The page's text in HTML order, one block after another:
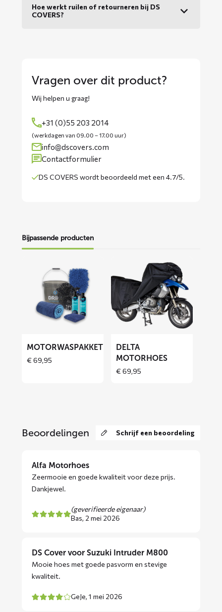
Hoe werkt ruilen of retourneren bij DS
COVERS?
Vragen over dit product?
Wij helpen u graag!
+31 (0)55 203 2014
(werkdagen van 09.00 – 17.00 uur)
info@dscovers.com
Contactformulier
DS COVERS wordtbeoordeeld met een 4.7/5.
Bijpassende producten
Motorwaspakket
MOTORWASPAKKET
€69,95
meer
over
DELTA
motorhoes
DELTA
MOTORHOES
€69,95
Beoordelingen Schrijf een beoordeling
Alfa Motorhoes
Zeermooie en goede kwaliteit voor deze prijs.
Dankjewel.
(geverifieerde eigenaar)
Bas, 2 mei 2026
DS Cover voor Suzuki Intruder M800
Mooie hoes met goede pasvorm en stevige
kwaliteit.
GeJe, 1 mei 2026